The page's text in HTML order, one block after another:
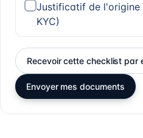
Justificatif de l'origine
KYC)
Recevoir cette checklist par
Envoyer mes documents